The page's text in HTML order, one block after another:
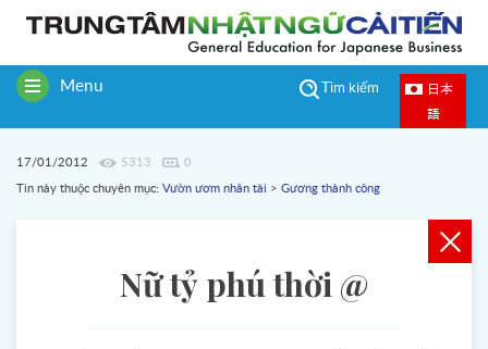
ToggleMenu
日本
語
Tìm kiếm
17/01/2012 5313 0
Tin này thuộc chuyên mục: Vườn ươm nhân tài > Gương thành công
Nữ tỷ phú thời @